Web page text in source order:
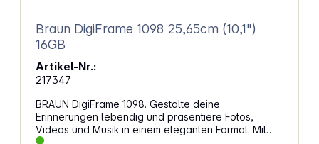
Braun DigiFrame 1098 25,65cm (10,1")
16GB
Artikel-Nr.:
217347
BRAUN DigiFrame 1098. Gestalte deine
Erinnerungen lebendig und präsentiere Fotos,
Videos und Musik in einem eleganten Format. Mit